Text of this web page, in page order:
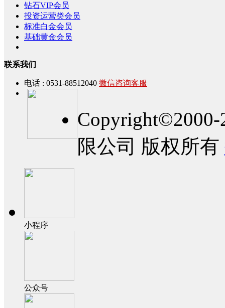
钻石VIP会员
投资运营类会员
标准白金会员
基础黄金会员
联系我们
电话 : 0531-88512040 微信咨询客服
限公司 版权所有
小程序
公众号